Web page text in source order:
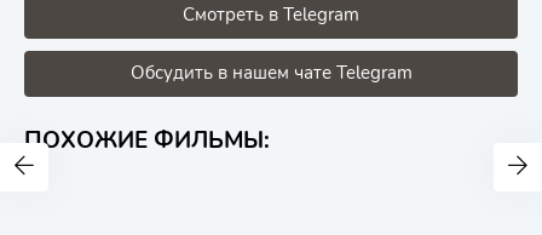
Смотреть в Telegram
Обсудить в нашем чате Telegram
ПОХОЖИЕ ФИЛЬМЫ: